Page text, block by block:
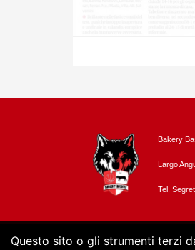
Bakery
Largo
Tel.
Questo sito o gli strumenti terzi